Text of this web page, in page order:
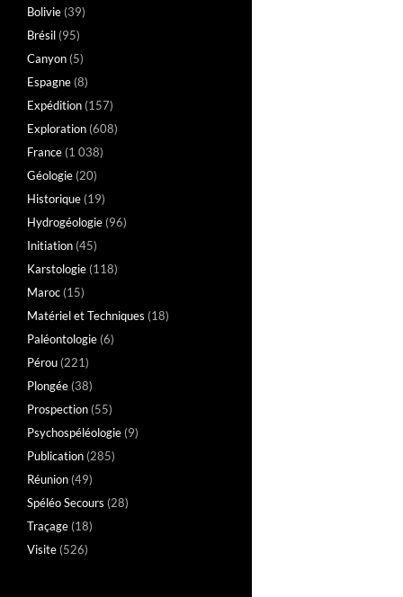
Bolivie (39)
Brésil (95)
Canyon (5)
Espagne (8)
Expédition (157)
Exploration (608)
France (1 038)
Géologie (20)
Historique (19)
Hydrogéologie (96)
Initiation (45)
Karstologie (118)
Maroc (15)
Matériel et Techniques (18)
Paléontologie (6)
Pérou (221)
Plongée (38)
Prospection (55)
Psychospéléologie (9)
Publication (285)
Réunion (49)
Spéléo Secours (28)
Traçage (18)
Visite (526)